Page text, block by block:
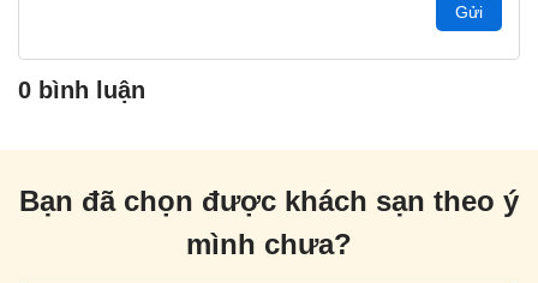
Gửi
0 bình luận
Bạn đã chọn được khách sạn theo ý
mình chưa?